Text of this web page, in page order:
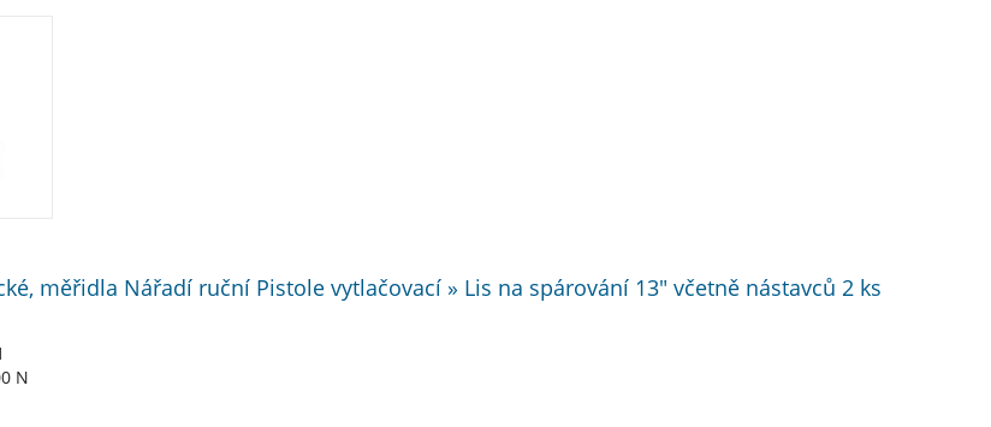
měřidla Nářadí ruční Pistole vytlačovací » Lis na spárování 13" včetně nástavců 2 ks
N